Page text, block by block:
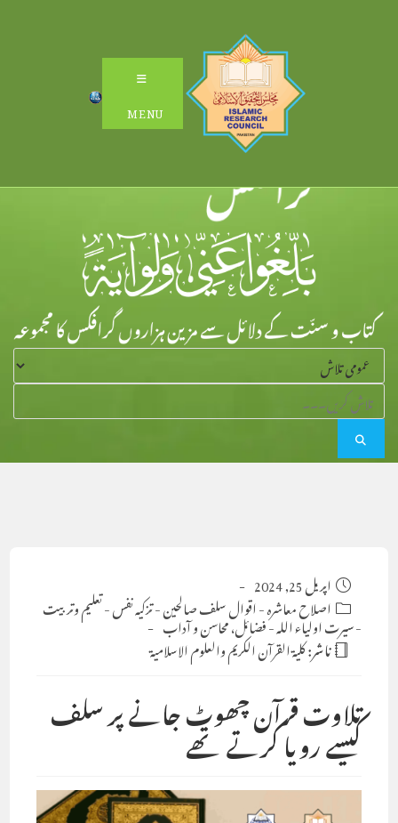
MENU
Post
published:
اپریل 25, 2024
Post
category:
اصلاح معاشرہ-اقوال سلف صالحین-تزکیہ نفس-تعلیم وتربیت
-سیرت اولیاء اللہ-فضائل، محاسن و آداب
ناشر:كلية القرآن الكريم والعلوم الاسلامية
تلاوت قرآن چھوٹ جانے پر سلف
کیسے رویا کرتے تھے